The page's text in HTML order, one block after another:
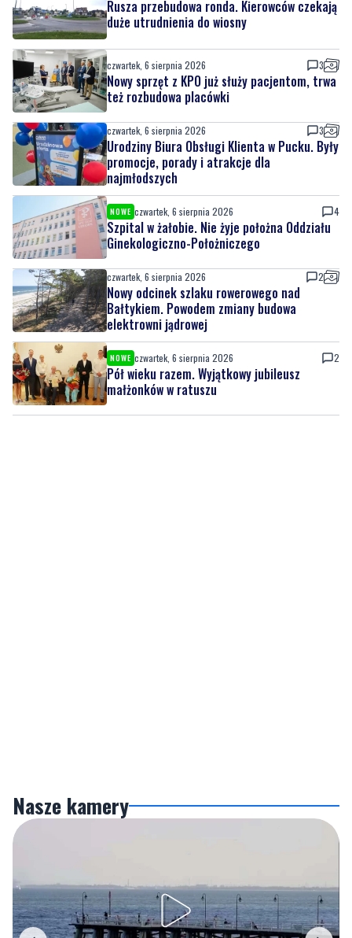
czwartek, 6 sierpnia 2026 3
Nowy sprzęt z KPO już służy pacjentom, trwa
czwartek, 6 sierpnia 2026 3
Urodziny Biura Obsługi Klienta w Pucku. Były
promocje, porady i atrakcje dla
najmłodszych
NOWE czwartek, 6 sierpnia 2026 4
Szpital w żałobie. Nie żyje położna Oddziału
Ginekologiczno-Położniczego
czwartek, 6 sierpnia 2026 2
Nowy odcinek szlaku rowerowego nad
Bałtykiem. Powodem zmiany budowa
elektrowni jądrowej
NOWE czwartek, 6 sierpnia 2026
Pół wieku razem. Wyjątkowy jubileusz
małżonków w ratuszu
Gdynia
Orłowo